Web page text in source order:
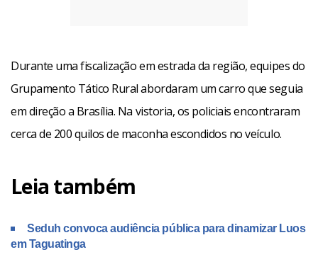
Durante uma fiscalização em estrada da região, equipes do
Grupamento Tático Rural abordaram um carro que seguia
em direção a Brasília. Na vistoria, os policiais encontraram
cerca de 200 quilos de maconha escondidos no veículo.
Leia também
Seduh convoca audiência pública para dinamizar Luos
em Taguatinga